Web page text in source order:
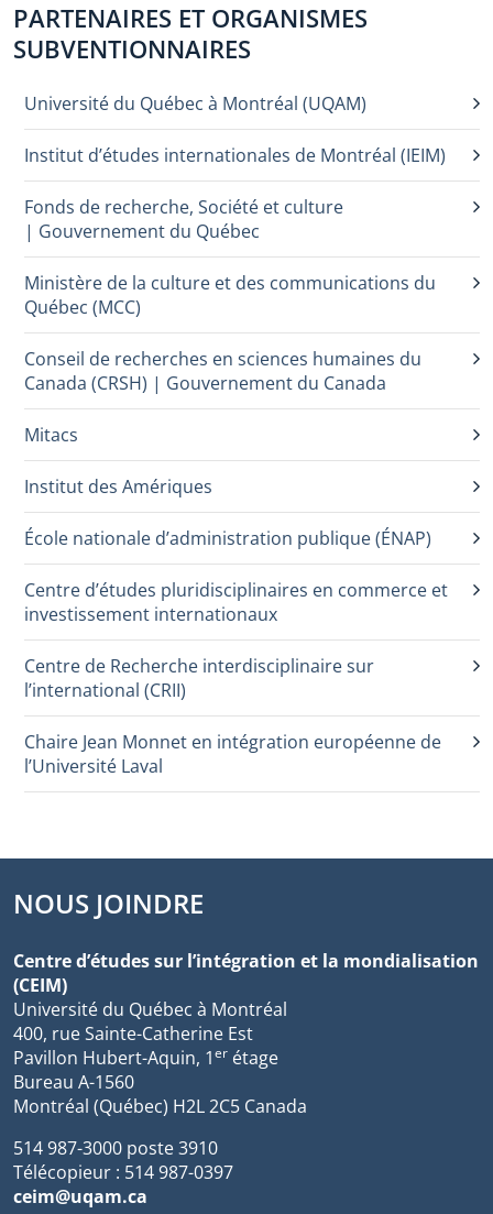
PARTENAIRES ET ORGANISMES
SUBVENTIONNAIRES
Université du Québec à Montréal (UQAM)
Institut d’études internationales de Montréal (IEIM)
Fonds de recherche, Société et culture
| Gouvernement du Québec
Ministère de la culture et des communications du
Québec (MCC)
Conseil de recherches en sciences humaines du
Canada (CRSH) | Gouvernement du Canada
Mitacs
Institut des Amériques
École nationale d’administration publique (ÉNAP)
Centre d’études pluridisciplinaires en commerce et
investissement internationaux
Centre de Recherche interdisciplinaire sur
l’international (CRII)
Chaire Jean Monnet en intégration européenne de
l’Université Laval
NOUS JOINDRE
Centre d’études sur l’intégration et la mondialisation
(CEIM)
Université du Québec à Montréal
400, rue Sainte-Catherine Est
Pavillon Hubert-Aquin, 1er étage
Bureau A-1560
Montréal (Québec) H2L 2C5 Canada
514 987-3000 poste 3910
Télécopieur : 514 987-0397
ceim@uqam.ca